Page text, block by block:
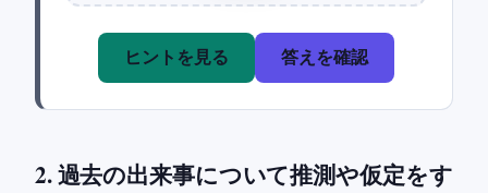
ヒントを見る 答えを確認
2. 過去の出来事について推測や仮定をす